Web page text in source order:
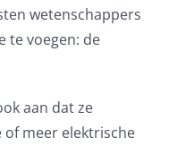
wetenschappers
te voegen: de
aan dat ze
of meer elektrische